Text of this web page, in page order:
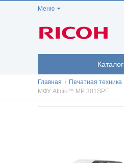
Меню
Каталог
Главная / Печатная техника
МФУ Aficio™ MP 301SPF